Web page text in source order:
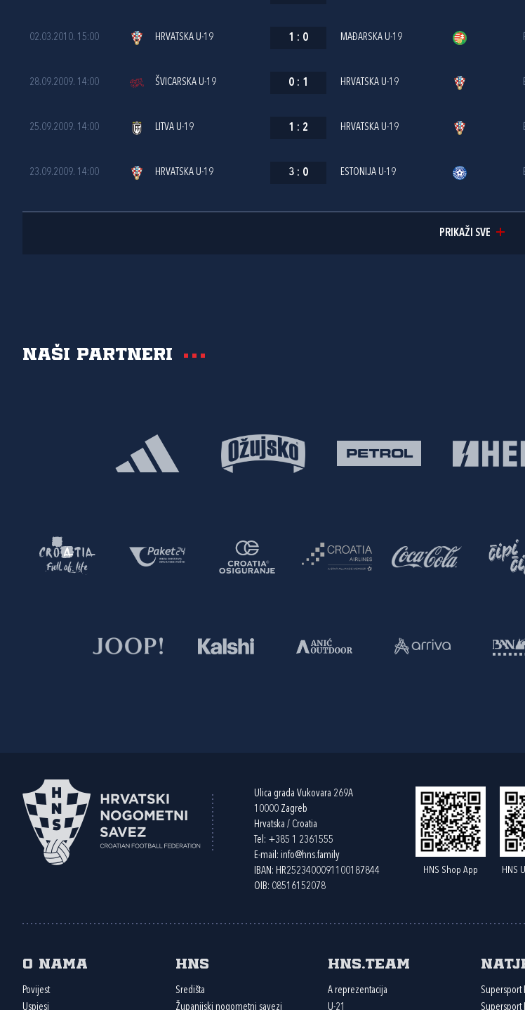
02.03.2010. 15:00 HRVATSKA U-19 1 : 0 MAĐARSKA U-19
28.09.2009. 14:00 ŠVICARSKA U-19 0 : 1 HRVATSKA U-19
25.09.2009. 14:00 LITVA U-19 1 : 2 HRVATSKA U-19
23.09.2009. 14:00 HRVATSKA U-19 3 : 0 ESTONIJA U-19
PRIKAŽI SVE
Naši partneri
Ulica grada Vukovara 269A
10000 Zagreb
Hrvatska / Croatia
Tel: +385 1 2361555
E-mail: info@hns.family
IBAN: HR2523400091100187844
OIB: 08516152078
HNS Shop App HNS
O nama
Povijest
Uspjesi
HNS
Središta
Županijski nogometni savezi
HNS.team
A reprezentacija
U-21
Supersport
Supersport